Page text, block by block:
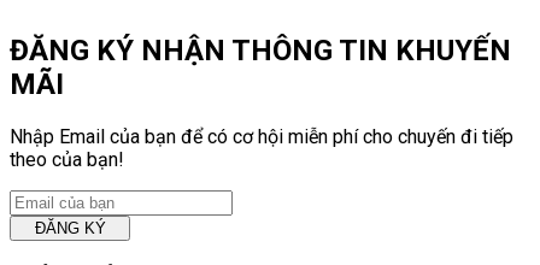
ĐĂNG KÝ NHẬN THÔNG TIN KHUYẾN
MÃI
Nhập Email của bạn để có cơ hội miễn phí cho chuyến đi tiếp
theo của bạn!
ĐĂNG KÝ